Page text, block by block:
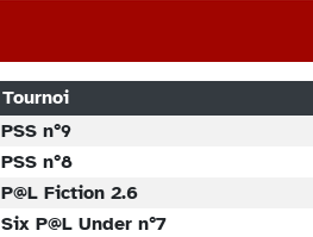
Tournoi
PSS n°9
PSS n°8
P@L Fiction 2.6
Six P@L Under n°7